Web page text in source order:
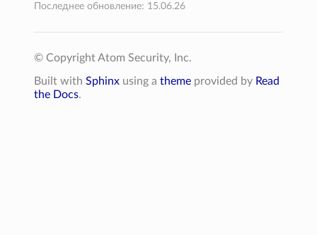
Последнее обновление: 15.06.26
© Copyright Atom Security, Inc.
Built withSphinx using atheme provided by Read
the Docs.